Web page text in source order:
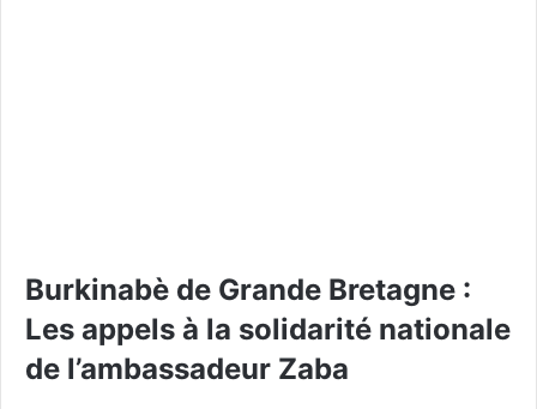
Burkinabè de Grande Bretagne :
Les appels à la solidarité nationale
de l’ambassadeur Zaba